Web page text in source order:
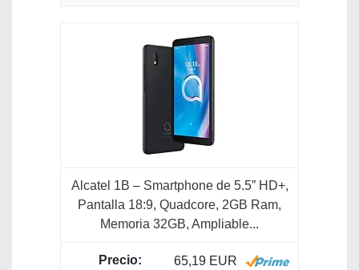
Alcatel 1B – Smartphone de 5.5” HD+,
Pantalla 18:9, Quadcore, 2GB Ram,
Memoria 32GB, Ampliable...
65,19 EUR